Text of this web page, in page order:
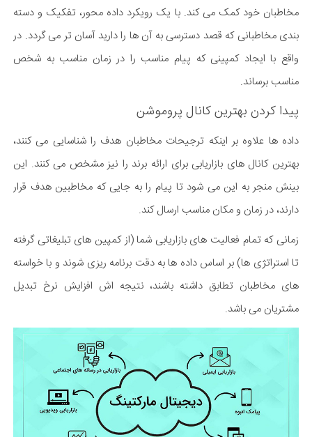
مخاطبان خود کمک می کند. با یک رویکرد داده محور، تفکیک و دسته
بندی مخاطبانی که قصد دسترسی به آن ها را دارید آسان تر می گردد. در
واقع با ایجاد کمپینی که پیام مناسب را در زمان مناسب به شخص
مناسب برساند.
پیدا کردن بهترین کانال پروموشن
داده ها علاوه بر اینکه ترجیحات مخاطبان هدف را شناسایی می کنند،
بهترین کانال های بازاریابی برای ارائه برند را نیز مشخص می کنند. این
بینش منجر به این می شود تا پیام را به جایی که مخاطبین هدف قرار
دارند، در زمان و مکان مناسب ارسال کند.
زمانی که تمام فعالیت های بازاریابی شما (از کمپین های تبلیغاتی گرفته
تا استراتژی ها) بر اساس داده ها به دقت برنامه ریزی شوند و با خواسته
های مخاطبان تطابق داشته باشند، نتیجه اش افزایش نرخ تبدیل
مشتریان می باشد.